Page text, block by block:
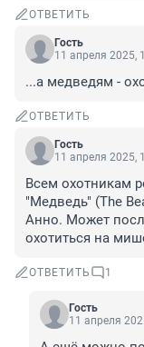
ОТВЕТИТЬ
Гость
11 апреля 2025,
...а медведям -
ОТВЕТИТЬ
Гость
11 апреля 2025,
Всем охотникам
"Медведь" (The
Анно. Может
охотиться на
ОТВЕТИТЬ 1
Гость
11 апреля